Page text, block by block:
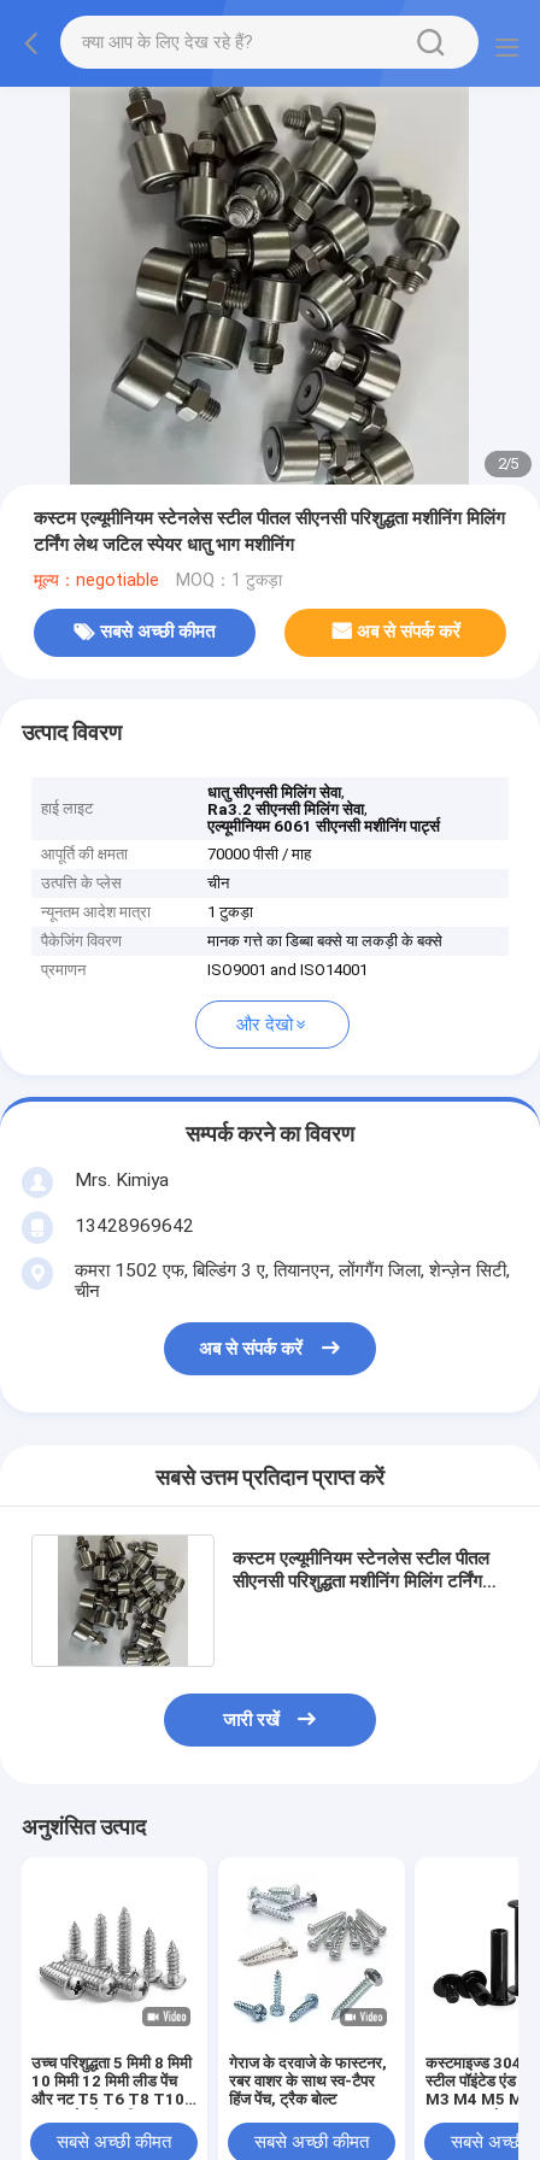
2/5
कस्टम एल्यूमीनियम स्टेनलेस स्टील पीतल सीएनसी परिशुद्धता मशीनिंग मिलिंग
टर्निंग लेथ जटिल स्पेयर धातु भाग मशीनिंग
मूल्य：negotiable MOQ：1 टुकड़ा
सबसे अच्छी कीमत अब से संपर्क करें
उत्पाद विवरण
हाई लाइट
धातु सीएनसी मिलिंग सेवा,
Ra3.2 सीएनसी मिलिंग सेवा,
एल्यूमीनियम 6061 सीएनसी मशीनिंग पार्ट्स
आपूर्ति की क्षमता
70000 पीसी / माह
उत्पत्ति के प्लेस
चीन
न्यूनतम आदेश मात्रा
1 टुकड़ा
पैकेजिंग विवरण
मानक गत्ते का डिब्बा बक्से या लकड़ी के बक्से
प्रमाणन
ISO9001 and ISO14001
और देखो
सम्पर्क करने का विवरण
Mrs. Kimiya
13428969642
कमरा 1502 एफ, बिल्डिंग 3 ए, तियानएन, लोंगगैंग जिला, शेन्ज़ेन सिटी,
चीन
अब से संपर्क करें
सबसे उत्तम प्रतिदान प्राप्त करें
कस्टम एल्यूमीनियम स्टेनलेस स्टील पीतल
सीएनसी परिशुद्धता मशीनिंग मिलिंग टर्निंग
जारी रखें
अनुशंसित उत्पाद
उच्च परिशुद्धता 5 मिमी 8 मिमी
10 मिमी 12 मिमी लीड पेंच
और नट T5 T6 T8 T10
ट्रेपेज़ॉइडल पेंच पीतल नट के
साथ लीड पेंच
सबसे अच्छी कीमत
गेराज के दरवाजे के फास्टनर,
रबर वाशर के साथ स्व-टैपर
हिंज पेंच, ट्रैक बोल्ट
सबसे अच्छी कीमत
कस्टमाइज्ड 304
स्टील पॉइंटेड एंड
M3 M4 M5 M6
स्क्रू हेडलेस हेक्स
स्क्रू
सबसे अच्छी